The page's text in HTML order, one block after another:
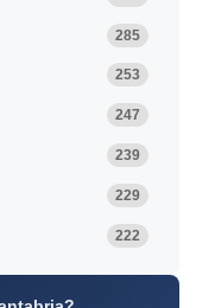
285
253
247
239
229
222